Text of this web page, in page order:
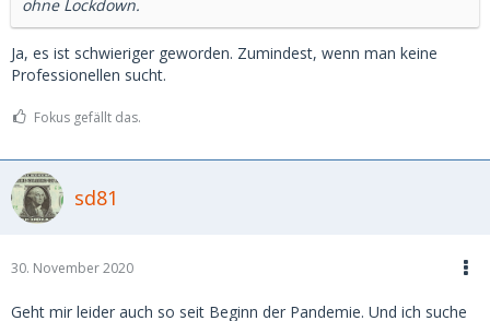
ohne Lockdown.
Ja, es ist schwieriger geworden. Zumindest, wenn man keine
Professionellen sucht.
Fokus gefällt das.
sd81
30. November 2020
Geht mir leider auch so seit Beginn der Pandemie. Und ich suche